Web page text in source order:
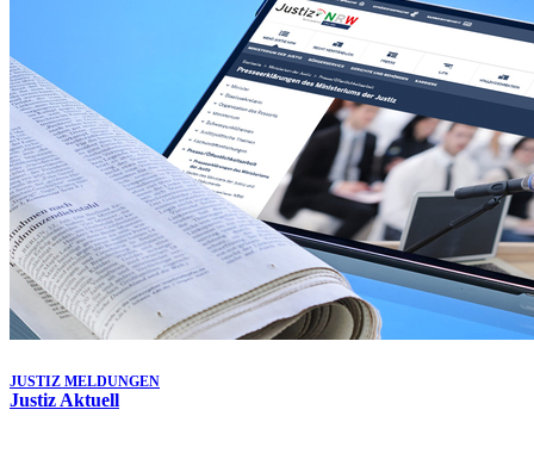
JUSTIZ MELDUNGEN
Justiz Aktuell